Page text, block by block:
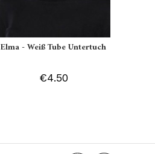
Elma - Weiß Tube Untertuch
€4.50